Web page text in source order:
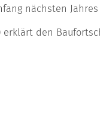
nächsten
erklärt den